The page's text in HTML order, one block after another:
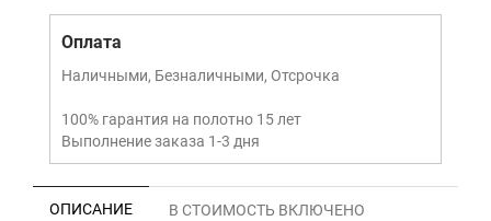
Оплата
Наличными, Безналичными, Отсрочка
100% гарантия на полотно 15 лет
Выполнение заказа 1-3 дня
ОПИСАНИЕ В СТОИМОСТЬ ВКЛЮЧЕНО